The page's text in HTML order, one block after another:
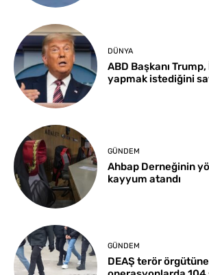
DÜNYA
ABD Başkanı Trump,
yapmak istediğini
GÜNDEM
Ahbap Derneğinin
kayyum atandı
GÜNDEM
DEAŞ terör